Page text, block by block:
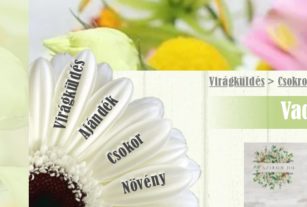
Virágküldés >
VirágküldésAjándék
Csokor
Növény